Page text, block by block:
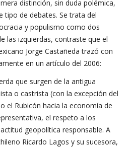
distinción, sin duda polémica,
tipo de debates. Se trata del
y populismo como dos
las izquierdas, contraste que el
Jorge Castañeda trazó con
en un artículo del 2006:
que surgen de la antigua
o castrista (con la excepción del
el Rubicón hacia la economía de
el respeto a los
geopolítica responsable. A
Ricardo Lagos y su sucesora,